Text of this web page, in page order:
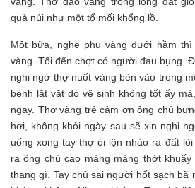
quả núi như một tổ mối khổng lồ.
Một bữa, nghe phu vàng dưới hầm thì
vàng. Tối đến chợt có người đau bụng.
nghi ngờ thợ nuốt vàng bèn vào trong
bệnh lặt vặt do vệ sinh không tốt ấy
ngay. Thợ vàng trẻ cảm ơn ông chủ
hơi, không khỏi ngày sau sẽ xin nghỉ
uống xong tay thợ ói lộn nhào ra đất
ra ông chủ cạo màng màng thớt
thang gì. Tay chủ sai người hốt sạch bã